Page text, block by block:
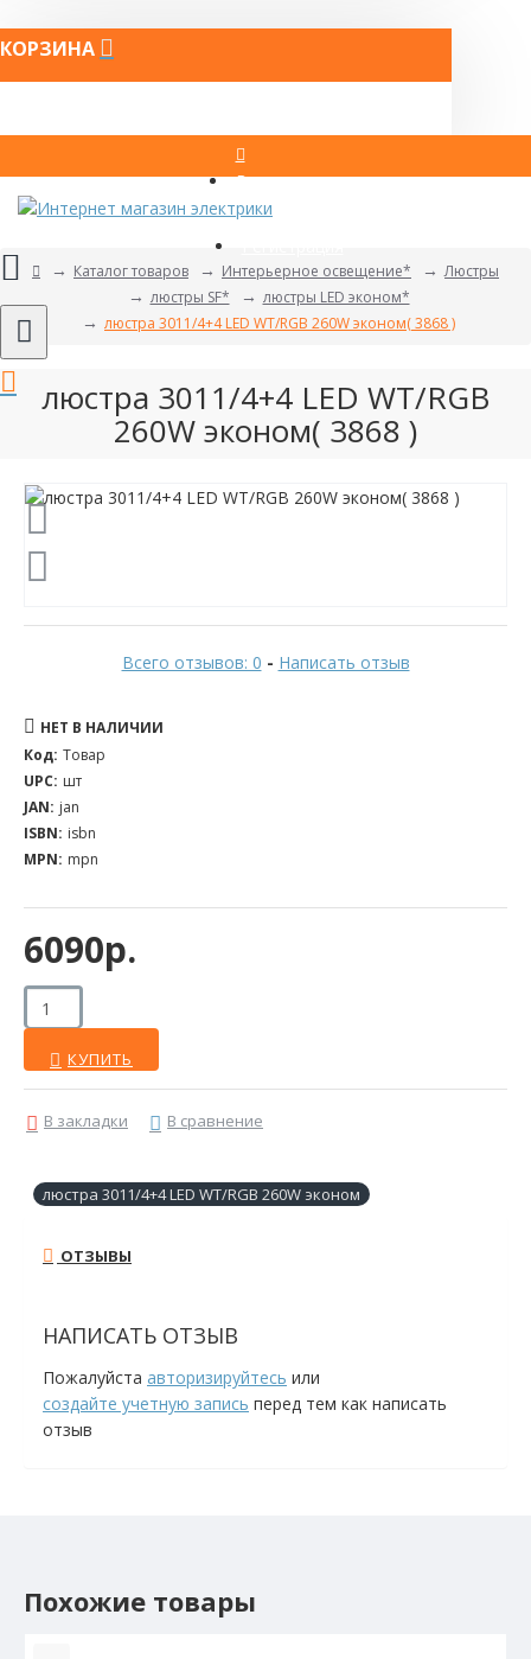
КОРЗИНА
Вход
Каталог товаров Интерьерное освещение*
Люстры
люстры SF*
люстры LED эконом*
люстра 3011/4+4 LED WT/RGB 260W эконом( 3868 )
люстра 3011/4+4 LED WT/RGB
260W эконом( 3868 )
Всего отзывов: 0 - Написать отзыв
6090р.
НЕТ В НАЛИЧИИ
Код: Товар
UPC: шт
JAN: jan
ISBN: isbn
MPN: mpn
КУПИТЬ
В закладки В сравнение
люстра 3011/4+4 LED WT/RGB 260W эконом
ОТЗЫВЫ
НАПИСАТЬ ОТЗЫВ
Пожалуйста авторизируйтесь или
создайте учетную запись перед тем как написать
отзыв
Похожие товары